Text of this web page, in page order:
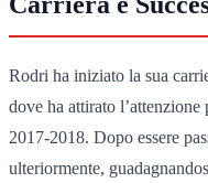
Rodri ha iniziato la sua
dove ha attirato
2017-2018. Dopo essere
ulteriormente,